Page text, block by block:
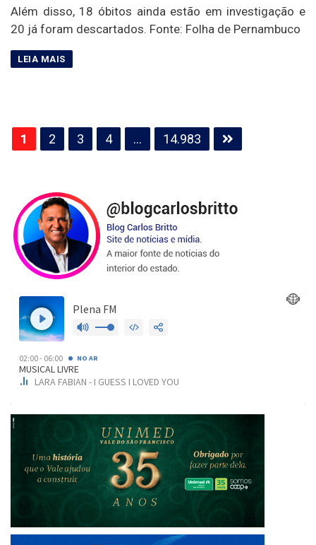
Além disso, 18 óbitos ainda estão em investigação e
20 já foram descartados. Fonte: Folha de Pernambuco
Paginação
de
1 2 3 4 … 14.983